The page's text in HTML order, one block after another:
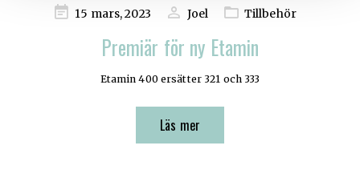
Publicerad
15 mars, 2023 Joel Tillbehör
Premiär för ny Etamin
Etamin 400 ersätter 321 och 333
Läs mer